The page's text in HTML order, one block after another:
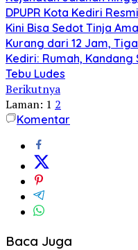
DPUPR Kota Kediri
Kini Bisa Sedot Tinja
Kurang dari 12 Jam,
Kediri: Rumah,
Tebu Ludes
Berikutnya
Laman: 1 2
Komentar
Baca Juga